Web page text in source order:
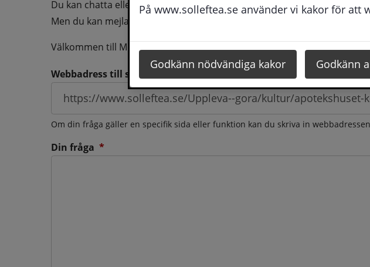
På www.solleftea.se använder vi kakor för att
Godkänn nödvändiga kakor Godkänn
Du kan chatta eller ringa oss med din fråga så besvarar vi dig så
Men du kan mejla oss din fråga dygnt runt och du få svaret inom 2 - 4
Välkommen till Medborgarservice!
Webbadress till sidan som frågan berör
Om din fråga gäller en specifik sida eller funktion kan du skriva in
Din fråga *